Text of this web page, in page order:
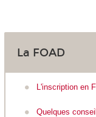
La FOAD
L'inscription en
Quelques